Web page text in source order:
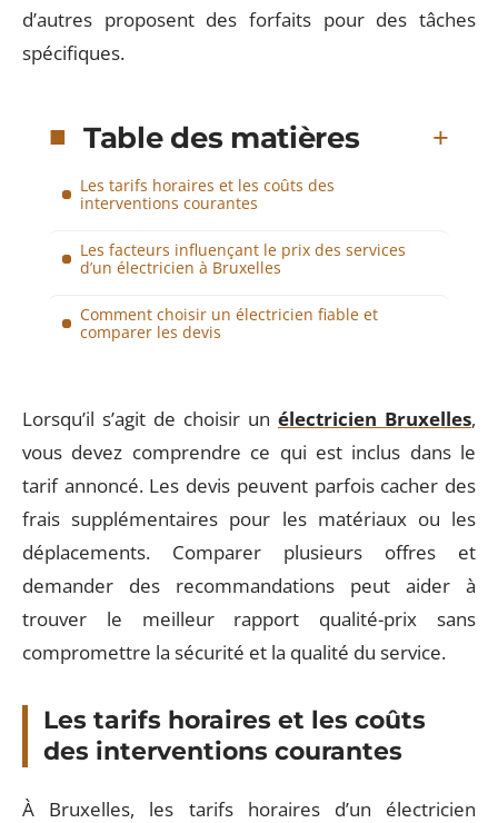
d’autres proposent des forfaits pour des tâches
spécifiques.
Table des matières
Les tarifs horaires et les coûts des
interventions courantes
Les facteurs influençant le prix des services
d’un électricien à Bruxelles
Comment choisir un électricien fiable et
comparer les devis
Lorsqu’il s’agit de choisir un électricien Bruxelles,
vous devez comprendre ce qui est inclus dans le
tarif annoncé. Les devis peuvent parfois cacher des
frais supplémentaires pour les matériaux ou les
déplacements. Comparer plusieurs offres et
demander des recommandations peut aider à
trouver le meilleur rapport qualité-prix sans
compromettre la sécurité et la qualité du service.
Les tarifs horaires et les coûts
des interventions courantes
À Bruxelles, les tarifs horaires d’un électricien